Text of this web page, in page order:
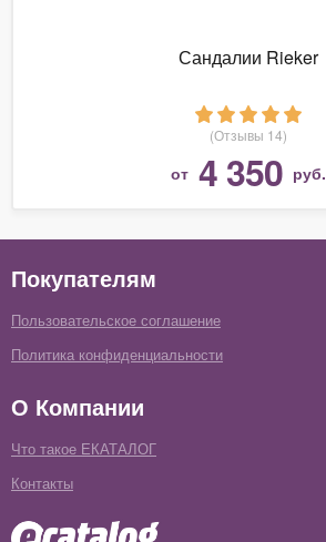
Сандалии Rieker
(Отзывы 14)
от 4 350 руб.
Покупателям
Пользовательское соглашение
Политика конфиденциальности
О Компании
Что такое ЕКАТАЛОГ
Контакты